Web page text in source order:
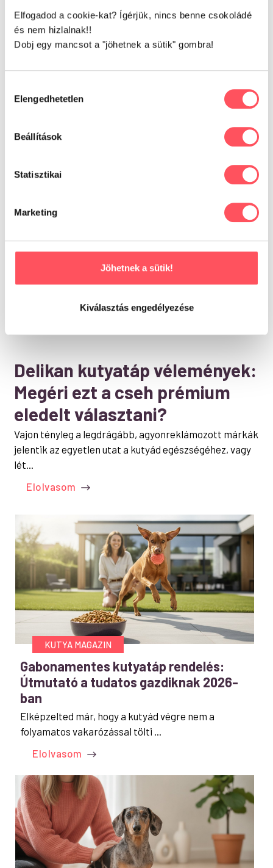
Elfogadod a cookie-kat? Ígérjük, nincs benne csokoládé
és nem hizlalnak!!
Dobj egy mancsot a "jöhetnek a sütik" gombra!
kiválasztása
Elengedhetetlen
Beállítások
Statisztikai
Marketing
Jöhetnek a sütik!
Kiválasztás engedélyezése
Petguru Magazin
Hasznos és érdekes témák,
Delikan kutyatáp vélemények:
Megéri ezt a cseh prémium
eledelt választani?
Vajon tényleg a legdrágább, agyonreklámozott márkák
jelentik az egyetlen utat a kutyád egészségéhez, vagy
lét...
Elolvasom
KUTYA MAGAZIN
Gabonamentes kutyatáp rendelés:
Útmutató a tudatos gazdiknak 2026-
ban
Elképzelted már, hogy a kutyád végre nem a
folyamatos vakarózással tölti ...
Elolvasom